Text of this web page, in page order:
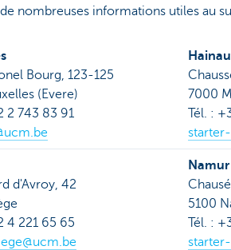
nombreuses informations utiles au
Bourg, 123-125
(Evere)
2 743 83 91
7000
Tél. :
d'Avroy, 42
4 221 65 65
5100
Tél. :